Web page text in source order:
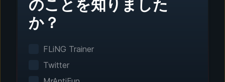
ステップ1 - ダウンロードとインストール
ワンクリック設定
スマートゲーム検出がインストール済みのゲーム
のことを知りました
か？
FLiNG Trainer
Twitter